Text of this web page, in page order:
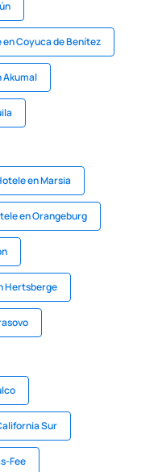
Coyuca de Benítez
Akumal
en Marsia
en Orangeburg
Hertsberge
Sur
Fee